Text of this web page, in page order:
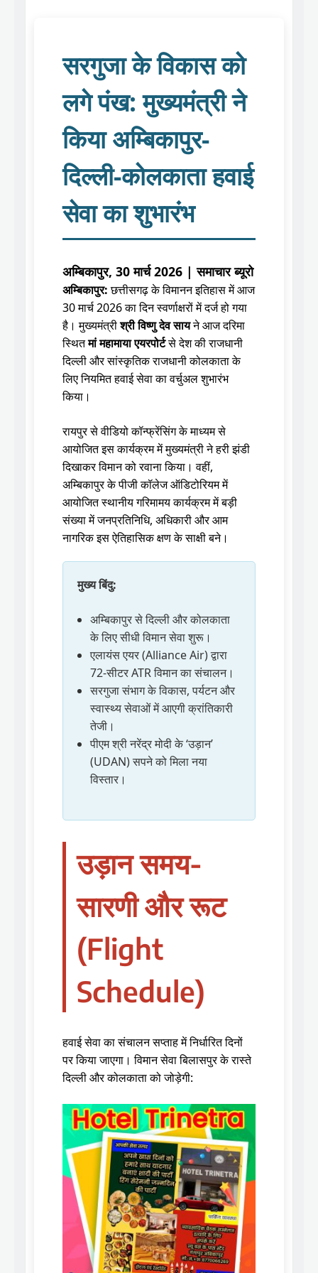
सरगुजा के विकास को
लगे पंख: मुख्यमंत्री ने
किया अम्बिकापुर-
दिल्ली-कोलकाता हवाई
सेवा का शुभारंभ
अम्बिकापुर, 30 मार्च 2026 | समाचार ब्यूरो
अम्बिकापुर:छत्तीसगढ़ के विमानन इतिहास में आज
30 मार्च 2026 का दिन स्वर्णाक्षरों में दर्ज हो गया
है। मुख्यमंत्रीश्री विष्णु देव सायने आज दरिमा
स्थितमां महामाया एयरपोर्टसे देश की राजधानी
दिल्ली और सांस्कृतिक राजधानी कोलकाता के
लिए नियमित हवाई सेवा का वर्चुअल शुभारंभ
किया।
रायपुर से वीडियो कॉन्फ्रेंसिंग के माध्यम से
आयोजित इस कार्यक्रम में मुख्यमंत्री ने हरी झंडी
दिखाकर विमान को रवाना किया। वहीं,
अम्बिकापुर के पीजी कॉलेज ऑडिटोरियम में
आयोजित स्थानीय गरिमामय कार्यक्रम में बड़ी
संख्या में जनप्रतिनिधि, अधिकारी और आम
नागरिक इस ऐतिहासिक क्षण के साक्षी बने।
मुख्य बिंदु:
अम्बिकापुर से दिल्ली और कोलकाता
के लिए सीधी विमान सेवा शुरू।
एलायंस एयर (Alliance Air) द्वारा
72-सीटर ATR विमान का संचालन।
सरगुजा संभाग के विकास, पर्यटन और
स्वास्थ्य सेवाओं में आएगी क्रांतिकारी
तेजी।
पीएम श्री नरेंद्र मोदी के ‘उड़ान’
(UDAN) सपने को मिला नया
विस्तार।
उड़ान समय-
सारणी और रूट
(Flight
Schedule)
हवाई सेवा का संचालन सप्ताह में निर्धारित दिनों
पर किया जाएगा। विमान सेवा बिलासपुर के रास्ते
दिल्ली और कोलकाता को जोड़ेगी: